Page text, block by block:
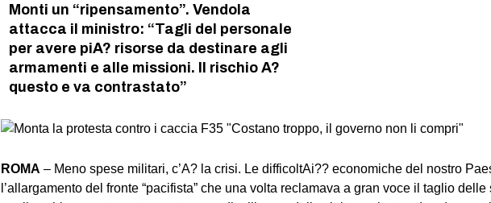
Monti un “ripensamento”. Vendola
attacca il ministro: “Tagli del personale
per avere piA? risorse da destinare agli
armamenti e alle missioni. Il rischio A?
questo e va contrastato”
ROMA – Meno spese militari, c’A? la crisi. Le difficoltAi?? economiche del nostro
l’allargamento del fronte “pacifista” che una volta reclamava a gran voce il taglio